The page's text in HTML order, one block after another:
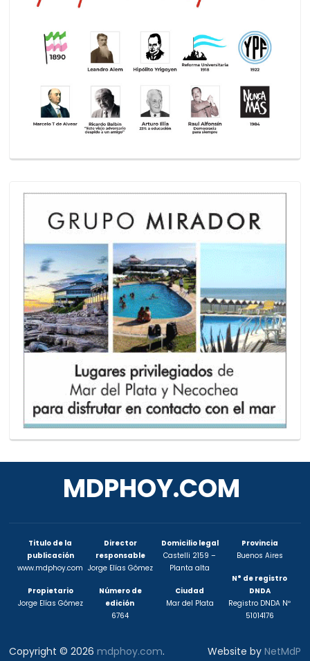
MDPHOY.COM
Titulo de la
publicación
www.mdphoy.com
Propietario
Jorge Elías Gómez
Director
responsable
Jorge Elías Gómez
Número de
edición
6764
Domicilio legal
Castelli 2159 –
Planta alta
Ciudad
Mar del Plata
Provincia
Buenos Aires
N° de registro
DNDA
Registro DNDA Nº
51014176
Copyright © 2026mdphoy.com. Website by NetMdP